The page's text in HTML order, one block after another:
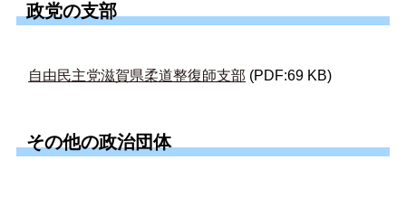
政党の支部
自由民主党滋賀県柔道整復師支部 (PDF:69 KB)
その他の政治団体